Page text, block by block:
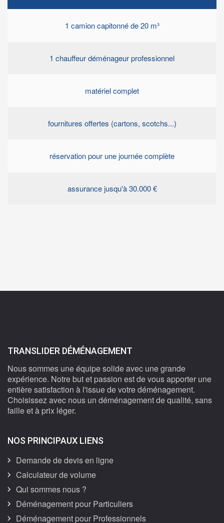
1 camion capitonné de 20 m³
1 chauffeur déménageur professionnel
matériel complet
fournitures offertes (cartons, scotchs...)
réservation pour une journée complète
assurance jusqu'à 30.000 €
TRANSLIDER DÉMÉNAGEMENT
Nous sommes une équipe solide avec une grande
expérience. Notre but et passion est de vous apporter une
entière satisfaction à l'issue de votre déménagement.
Choisissez avec nous un déménagement de qualité, sans
faille et à prix léger.
NOS PRINCIPAUX LIENS
Demande de devis en ligne
Calculateur de volume
Qui sommes nous ?
Déménagement pour Particuliers
Déménagement pour Professionnels